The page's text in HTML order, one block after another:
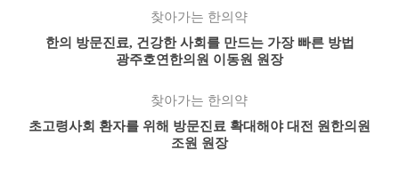
찾아가는 한의약
한의 방문진료, 건강한 사회를 만드는 가장 빠른 방법
광주호연한의원 이동원 원장
찾아가는 한의약
초고령사회 환자를 위해 방문진료 확대해야 대전 원한의원
조원 원장